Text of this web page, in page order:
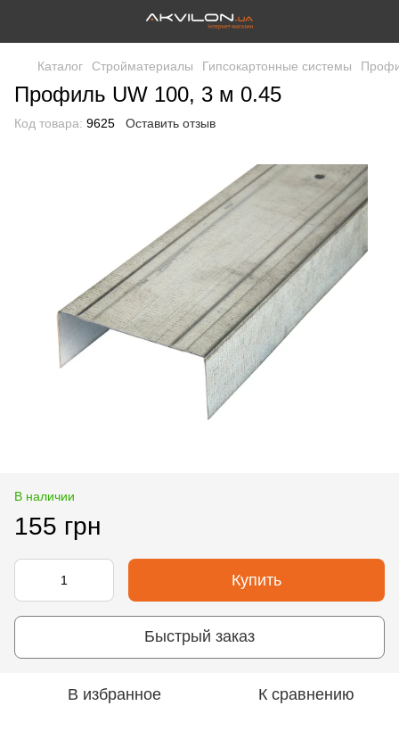
Каталог Стройматериалы Гипсокартонные системы
Профиль UW 100, 3 м 0.45
Код товара: 9625 Оставить отзыв
В наличии
155 грн
Купить
Быстрый заказ
В избранное К сравнению